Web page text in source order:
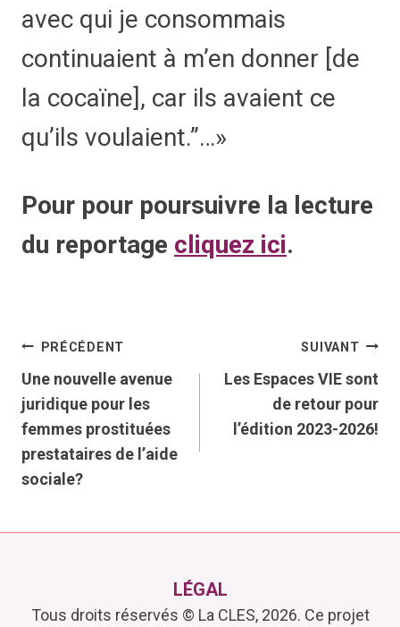
avec qui je consommais
continuaient à m’en donner [de
la cocaïne], car ils avaient ce
qu’ils voulaient. …»
Pour pour poursuivre la lecture
du reportage cliquez ici.
Navigation
de
l’article
PRÉCÉDENT
Une nouvelle avenue
juridique pour les
femmes prostituées
prestataires de l’aide
sociale?
SUIVANT
Les Espaces VIE sont
de retour pour
l’édition 2023-2026!
LÉGAL
Tous droits réservés © La CLES, 2026. Ce projet